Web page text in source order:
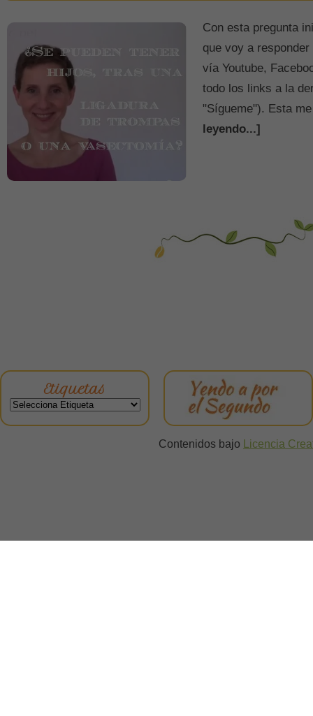
Con esta pregunta
que voy a
vía Youtube,
todo los links a la
"Sígueme"). Esta
leyendo...]
Etiquetas
Contenidos bajo Licencia